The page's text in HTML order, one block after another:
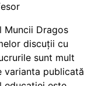
Muncii Dragos
discuții cu
sunt mult
varianta publicată